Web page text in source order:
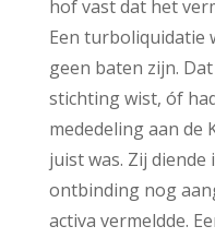
hof vast dat het
Een turboliquidatie
geen baten zijn.
stichting wist, óf
mededeling aan de
juist was. Zij diende
ontbinding nog
activa vermeldde.